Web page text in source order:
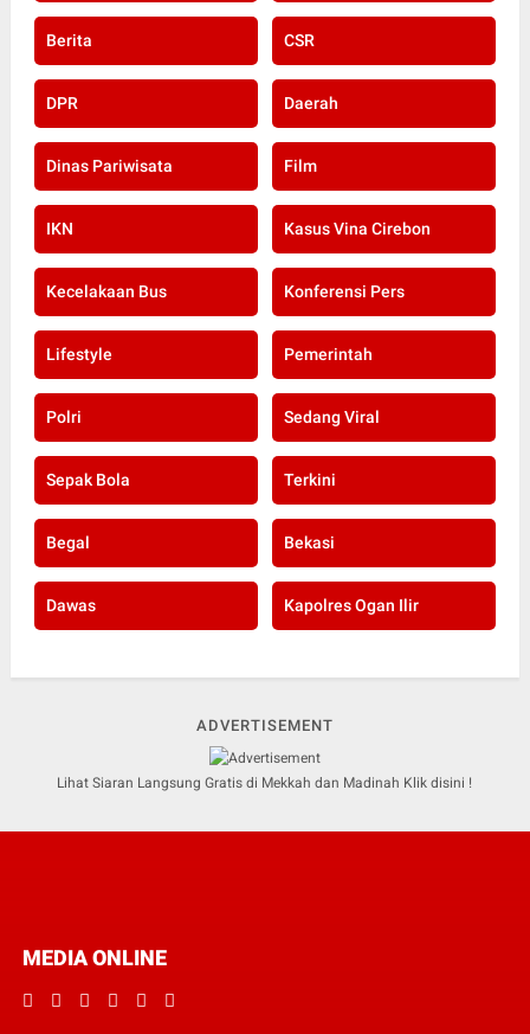
Berita CSR
DPR Daerah
Dinas Pariwisata Film
IKN Kasus Vina Cirebon
Kecelakaan Bus Konferensi Pers
Lifestyle Pemerintah
Polri Sedang Viral
Sepak Bola Terkini
Begal Bekasi
Dawas Kapolres Ogan Ilir
ADVERTISEMENT
Lihat Siaran Langsung Gratis di Mekkah dan Madinah Klik disini !
MEDIA ONLINE